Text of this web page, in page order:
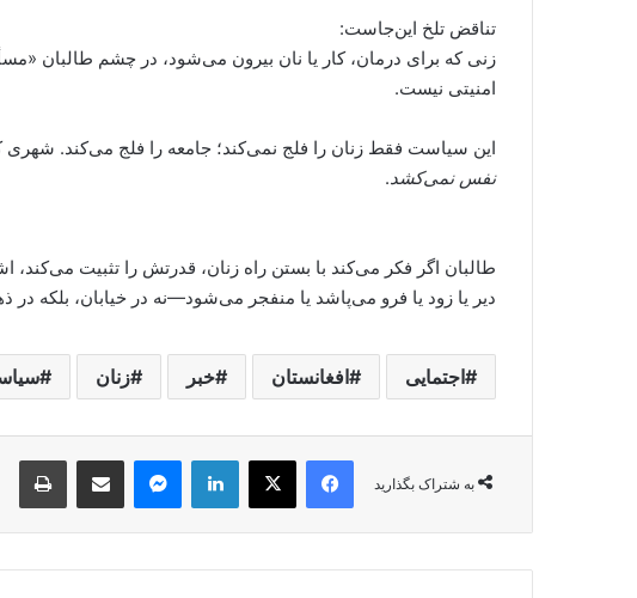
تناقض تلخ این‌جاست:
زنی که برای درمان، کار یا نان بیرون می‌شود، در چشم طالبان
امنیتی نیست.
این سیاست فقط زنان را فلج نمی‌کند؛ جامعه را فلج می‌کند. شهری
نفس نمی‌کشد.
طالبان اگر فکر می‌کند با بستن راه زنان، قدرتش را تثبیت می‌کند،
دیر یا زود یا فرو می‌پاشد یا منفجر می‌شود—نه در خیابان، بلکه در
اجتمایی افغانستان خبر زنان
به شتراک بگذارید
Facebook
X
LinkedIn
Messenger
از طریق ایمیل به اشتراک بگذارید